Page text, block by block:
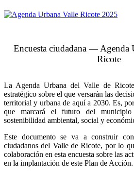
Encuesta ciudadana — Agenda
Ricote
La Agenda Urbana del Valle de
estratégico sobre el que versarán las
territorial y urbana de aquí a 2030. Es,
que marcará el futuro del
sostenibilidad ambiental, social y
Este documento se va a construir
ciudadanos del Valle de Ricote, por lo
colaboración en esta encuesta sobre las
en la implantación de este Plan de Acción.